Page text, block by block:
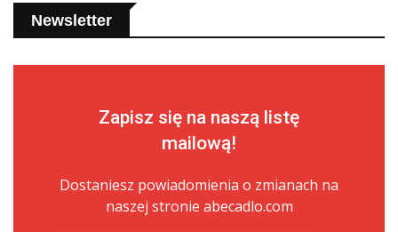
Newsletter
Zapisz się na naszą listę
mailową!
Dostaniesz powiadomienia o zmianach na
naszej stronie abecadlo.com